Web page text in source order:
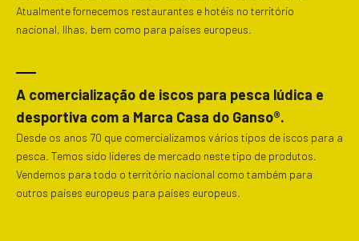
dinâmico e está em constante
gama de opções para os jogadores.
É um segmento que atrai tanto
novatos quanto jogadores
experientes, à procura de emoção e
Atualmente fornecemos restaurantes e hotéis no território
nacional, Ilhas, bem como para países europeus.
A comercialização de iscos para pesca lúdica e
desportiva com a Marca Casa do Ganso®.
Desde os anos 70 que comercializamos vários tipos de iscos para a
pesca. Temos sido lideres de mercado neste tipo de produtos.
Vendemos para todo o território nacional como também para
outros países europeus para países europeus.